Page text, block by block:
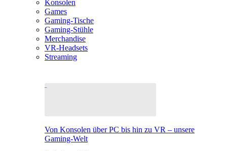
Konsolen
Games
Gaming-Tische
Gaming-Stühle
Merchandise
VR-Headsets
Streaming
Von Konsolen über PC bis hin zu VR – unsere
Gaming-Welt